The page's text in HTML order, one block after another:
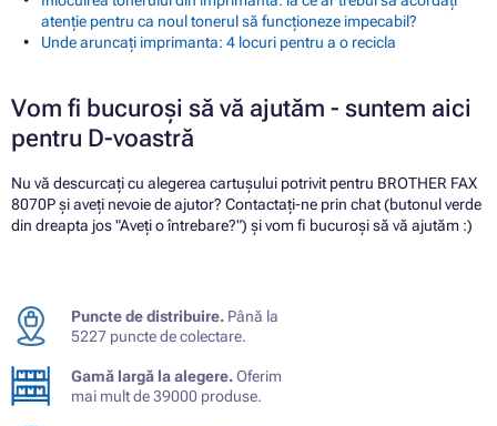
atenție pentru ca noul tonerul să funcționeze impecabil?
Unde aruncați imprimanta: 4 locuri pentru a o recicla
Vom fi bucuroși să vă ajutăm - suntem aici
pentru D-voastră
Nu vă descurcați cu alegerea cartușului potrivit pentru BROTHER FAX
8070P și aveți nevoie de ajutor? Contactați-ne prin chat (butonul verde
din dreapta jos "Aveți o întrebare?") și vom fi bucuroși să vă ajutăm :)
Puncte de distribuire. Până la
5227 puncte de colectare.
Gamă largă la alegere.Oferim
mai mult de 39000 produse.